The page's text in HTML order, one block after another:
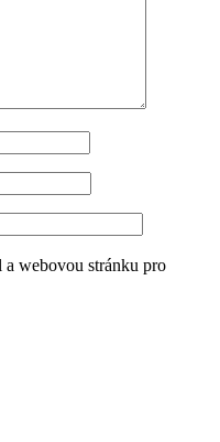
webovou stránku pro